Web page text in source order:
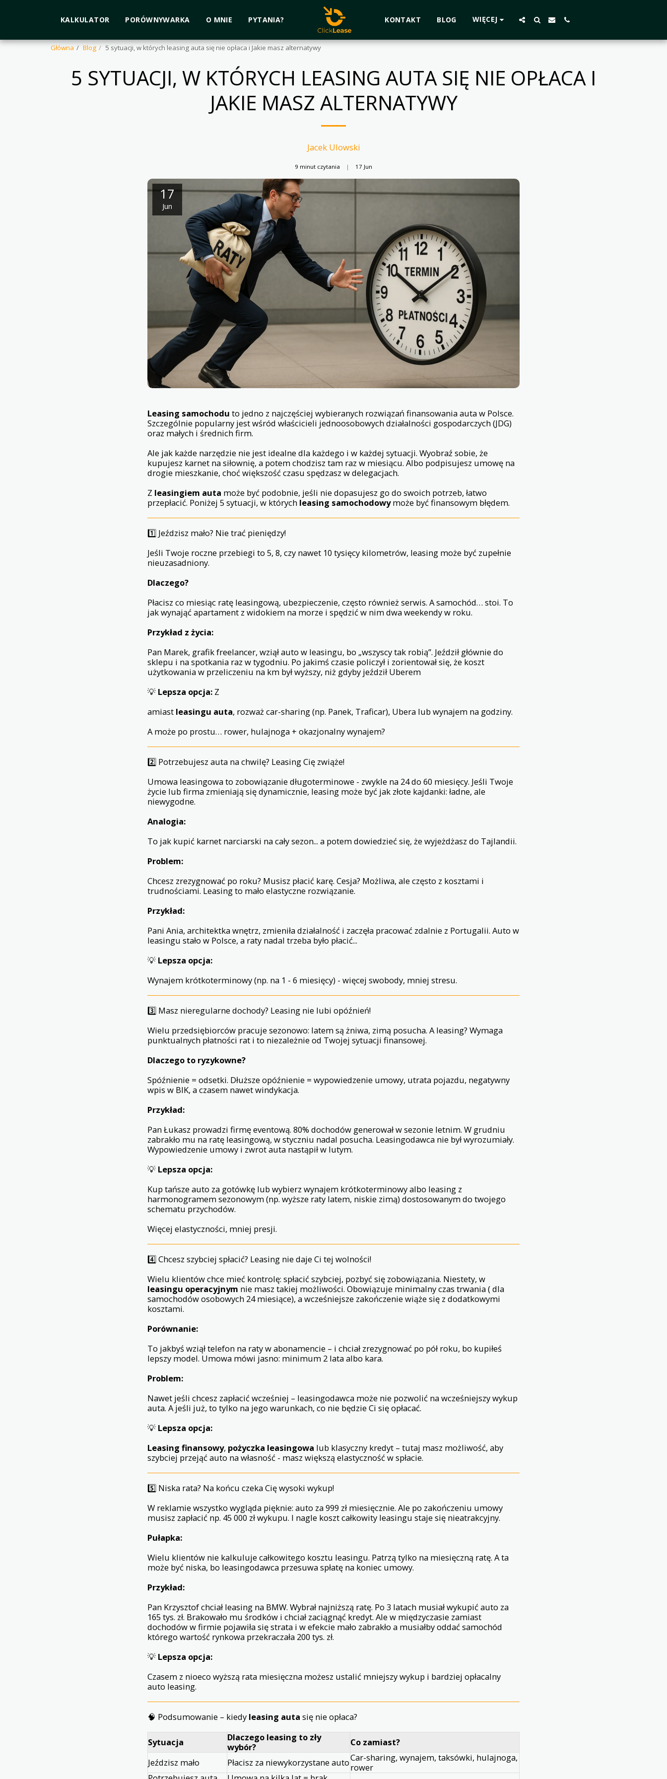
KALKULATOR PORÓWNYWARKA O MNIE PYTANIA? KONTAKT BLOG WIĘCEJ
Główna Blog 5 sytuacji, w których leasing auta się nie opłaca i Jakie masz alternatywy
5 SYTUACJI, W KTÓRYCH LEASING AUTA SIĘ NIE OPŁACA I
JAKIE MASZ ALTERNATYWY
Jacek Ulowski
9 minut czytania 17 Jun
17
Jun
Leasing samochodu to jedno z najczęściej wybieranych rozwiązań finansowania auta w Polsce.
Szczególnie popularny jest wśród właścicieli jednoosobowych działalności gospodarczych (JDG)
oraz małych i średnich firm.
Ale jak każde narzędzie nie jest idealne dla każdego i w każdej sytuacji. Wyobraź sobie, że
kupujesz karnet na siłownię, a potem chodzisz tam raz w miesiącu. Albo podpisujesz umowę na
drogie mieszkanie, choć większość czasu spędzasz w delegacjach.
Z leasingiem auta może być podobnie, jeśli nie dopasujesz go do swoich potrzeb, łatwo
przepłacić. Poniżej 5 sytuacji, w których leasing samochodowymoże być finansowym błędem.
1️⃣ Jeździsz mało? Nie trać pieniędzy!
Jeśli Twoje roczne przebiegi to 5, 8, czy nawet 10 tysięcy kilometrów, leasing może być zupełnie
nieuzasadniony.
Dlaczego?
Płacisz co miesiąc ratę leasingową, ubezpieczenie, często również serwis. A samochód… stoi. To
jak wynająć apartament z widokiem na morze i spędzić w nim dwa weekendy w roku.
Przykład z życia:
Pan Marek, grafik freelancer, wziął auto w leasingu, bo „wszyscy tak robią”. Jeździł głównie do
sklepu i na spotkania raz w tygodniu. Po jakimś czasie policzył i zorientował się, że koszt
użytkowania w przeliczeniu na km był wyższy, niż gdyby jeździł Uberem
💡 Lepsza opcja: Z
amiast leasingu auta, rozważ car-sharing (np. Panek, Traficar), Ubera lub wynajem na godziny.
A może po prostu… rower, hulajnoga + okazjonalny wynajem?
2️⃣ Potrzebujesz auta na chwilę? Leasing Cię zwiąże!
Umowa leasingowa to zobowiązanie długoterminowe - zwykle na 24 do 60 miesięcy. Jeśli Twoje
życie lub firma zmieniają się dynamicznie, leasing może być jak złote kajdanki: ładne, ale
niewygodne.
Analogia:
To jak kupić karnet narciarski na cały sezon... a potem dowiedzieć się, że wyjeżdżasz do Tajlandii.
Problem:
Chcesz zrezygnować po roku? Musisz płacić karę. Cesja? Możliwa, ale często z kosztami i
trudnościami. Leasing to mało elastyczne rozwiązanie.
Przykład:
Pani Ania, architektka wnętrz, zmieniła działalność i zaczęła pracować zdalnie z Portugalii. Auto w
leasingu stało w Polsce, a raty nadal trzeba było płacić...
💡 Lepsza opcja:
Wynajem krótkoterminowy (np. na 1 - 6 miesięcy) - więcej swobody, mniej stresu.
3️⃣ Masz nieregularne dochody? Leasing nie lubi opóźnień!
Wielu przedsiębiorców pracuje sezonowo: latem są żniwa, zimą posucha. A leasing? Wymaga
punktualnych płatności rat i to niezależnie od Twojej sytuacji finansowej.
Dlaczego to ryzykowne?
Spóźnienie = odsetki. Dłuższe opóźnienie = wypowiedzenie umowy, utrata pojazdu, negatywny
wpis w BIK, a czasem nawet windykacja.
Przykład:
Pan Łukasz prowadzi firmę eventową. 80% dochodów generował w sezonie letnim. W grudniu
zabrakło mu na ratę leasingową, w styczniu nadal posucha. Leasingodawca nie był wyrozumiały.
Wypowiedzenie umowy i zwrot auta nastąpił w lutym.
💡 Lepsza opcja:
Kup tańsze auto za gotówkę lub wybierz wynajem krótkoterminowy albo leasing z
harmonogramem sezonowym (np. wyższe raty latem, niskie zimą) dostosowanym do twojego
schematu przychodów.
Więcej elastyczności, mniej presji.
4️⃣ Chcesz szybciej spłacić? Leasing nie daje Ci tej wolności!
Wielu klientów chce mieć kontrolę: spłacić szybciej, pozbyć się zobowiązania. Niestety, w
leasingu operacyjnym nie masz takiej możliwości. Obowiązuje minimalny czas trwania ( dla
samochodów osobowych 24 miesiące), a wcześniejsze zakończenie wiąże się z dodatkowymi
kosztami.
Porównanie:
To jakbyś wziął telefon na raty w abonamencie – i chciał zrezygnować po pół roku, bo kupiłeś
lepszy model. Umowa mówi jasno: minimum 2 lata albo kara.
Problem:
Nawet jeśli chcesz zapłacić wcześniej – leasingodawca może nie pozwolić na wcześniejszy wykup
auta. A jeśli już, to tylko na jego warunkach, co nie będzie Ci się opłacać.
💡 Lepsza opcja:
Leasing finansowy, pożyczka leasingowa lub klasyczny kredyt – tutaj masz możliwość, aby
szybciej przejąć auto na własność - masz większą elastyczność w spłacie.
5️⃣ Niska rata? Na końcu czeka Cię wysoki wykup!
W reklamie wszystko wygląda pięknie: auto za 999 zł miesięcznie. Ale po zakończeniu umowy
musisz zapłacić np. 45 000 zł wykupu. I nagle koszt całkowity leasingu staje się nieatrakcyjny.
Pułapka:
Wielu klientów nie kalkuluje całkowitego kosztu leasingu. Patrzą tylko na miesięczną ratę. A ta
może być niska, bo leasingodawca przesuwa spłatę na koniec umowy.
Przykład:
Pan Krzysztof chciał leasing na BMW. Wybrał najniższą ratę. Po 3 latach musiał wykupić auto za
165 tys. zł. Brakowało mu środków i chciał zaciągnąć kredyt. Ale w międzyczasie zamiast
dochodów w firmie pojawiła się strata i w efekcie mało zabrakło a musiałby oddać samochód
którego wartość rynkowa przekraczała 200 tys. zł.
💡 Lepsza opcja:
Czasem z nioeco wyższą rata miesięczna możesz ustalić mniejszy wykup i bardziej opłacalny
auto leasing.
🧠 Podsumowanie – kiedy leasing auta się nie opłaca?
Sytuacja
Dlaczego leasing to zły
wybór?
Co zamiast?
Jeździsz mało
Płacisz za niewykorzystane autoCar-sharing, wynajem, taksówki, hulajnoga,
rower